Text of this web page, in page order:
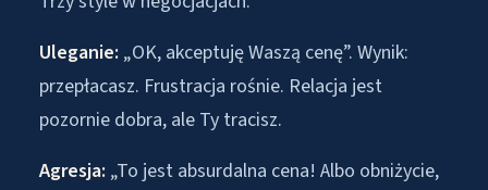
Uleganie: „OK, akceptuję Waszą cenę”. Wynik:
przepłacasz. Frustracja rośnie. Relacja jest
pozornie dobra, ale Ty tracisz.
Agresja: „To jest absurdalna cena! Albo obniżycie,